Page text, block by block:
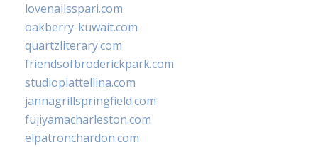
lovenailsspari.com
oakberry-kuwait.com
quartzliterary.com
friendsofbroderickpark.com
studiopiattellina.com
jannagrillspringfield.com
fujiyamacharleston.com
elpatronchardon.com